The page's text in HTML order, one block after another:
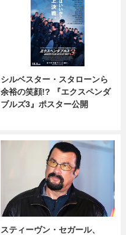
シルベスター・スタローンら
余裕の笑顔!? 『エクスペンダ
ブルズ3』ポスター公開
スティーヴン・セガール、